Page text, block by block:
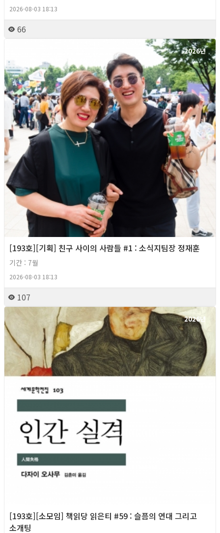
2026-08-03 18:13
66
2026년
[193호][기획] 친구 사이의 사람들 #1 : 소식지팀장 정재훈
기간 : 7월
2026-08-03 18:13
107
2026년
[193호][소모임] 책읽당 읽은티 #59 : 슬픔의 연대 그리고
소개팅